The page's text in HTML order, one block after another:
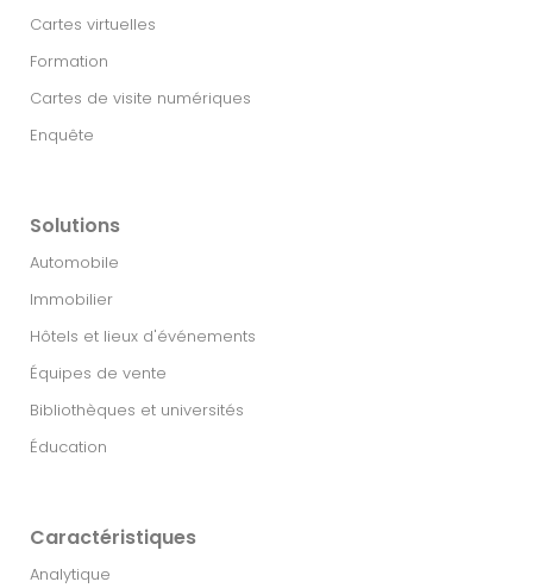
Cartes virtuelles
Formation
Cartes de visite numériques
Enquête
Solutions
Automobile
Immobilier​
Hôtels et lieux d'événements
Équipes de vente
Bibliothèques et universités
Éducation
Caractéristiques
Analytique